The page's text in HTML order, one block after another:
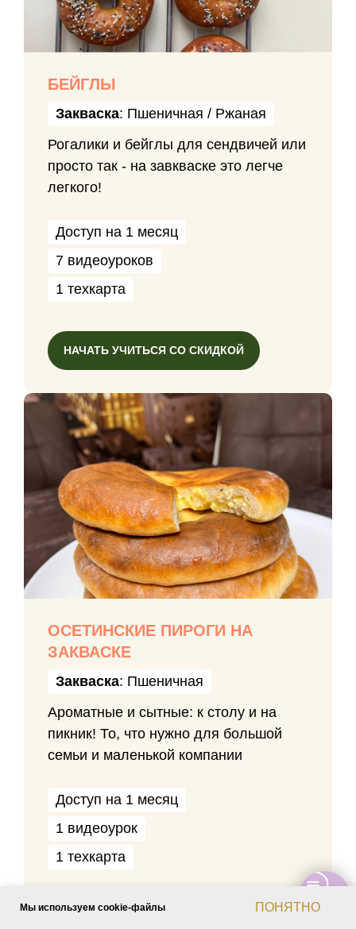
БЕЙГЛЫ
Закваска: Пшеничная / Ржаная
Рогалики и бейглы для сендвичей или
просто так - на завкваске это легче
легкого!
Доступ на 1 месяц
7 видеоуроков
1 техкарта
НАЧАТЬ УЧИТЬСЯ СО СКИДКОЙ
ОСЕТИНСКИЕ ПИРОГИ НА
ЗАКВАСКЕ
Закваска: Пшеничная
Ароматные и сытные: к столу и на
пикник! То, что нужно для большой
семьи и маленькой компании
Доступ на 1 месяц
1 видеоурок
1 техкарта
Мы используем cookie-файлы ПОНЯТНО